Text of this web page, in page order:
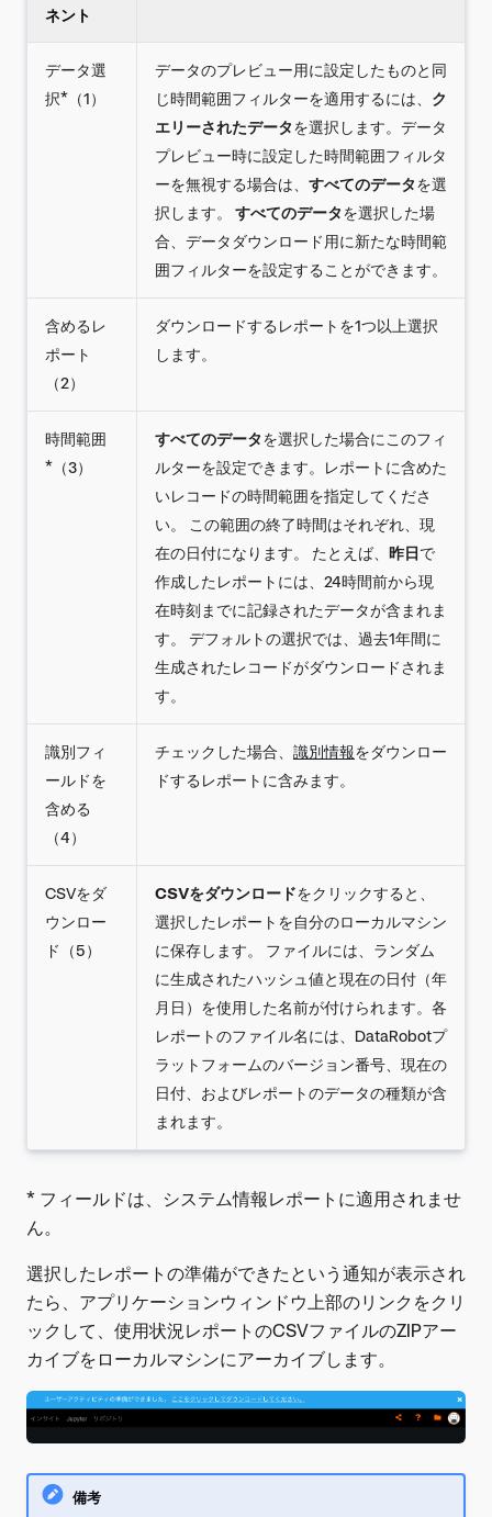
ネント
データ選
択*（1）
データのプレビュー用に設定したものと同
じ時間範囲フィルターを適用するには、 ク
エリーされたデータを選択します。データ
プレビュー時に設定した時間範囲フィルタ
ーを無視する場合は、 すべてのデータを選
択します。 すべてのデータを選択した場
合、データダウンロード用に新たな時間範
囲フィルターを設定することができます。
含めるレ
ポート
（2）
ダウンロードするレポートを1つ以上選択
します。
時間範囲
*（3）
すべてのデータを選択した場合にこのフィ
ルターを設定できます。レポートに含めた
いレコードの時間範囲を指定してくださ
い。 この範囲の終了時間はそれぞれ、現
在の日付になります。 たとえば、 昨日で
作成したレポートには、24時間前から現
在時刻までに記録されたデータが含まれま
す。 デフォルトの選択では、過去1年間に
生成されたレコードがダウンロードされま
す。
識別フィ
ールドを
含める
（4）
チェックした場合、 識別情報をダウンロー
ドするレポートに含みます。
CSVをダ
ウンロー
ド（5）
CSVをダウンロードをクリックすると、
選択したレポートを自分のローカルマシン
に保存します。 ファイルには、ランダム
に生成されたハッシュ値と現在の日付（年
月日）を使用した名前が付けられます。各
レポートのファイル名には、DataRobotプ
ラットフォームのバージョン番号、現在の
日付、およびレポートのデータの種類が含
まれます。
* フィールドは、システム情報レポートに適用されませ
ん。
選択したレポートの準備ができたという通知が表示され
たら、アプリケーションウィンドウ上部のリンクをクリ
ックして、使用状況レポートのCSVファイルのZIPアー
カイブをローカルマシンにアーカイブします。
備考